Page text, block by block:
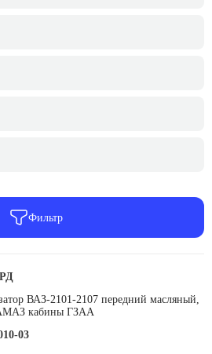
Фильтр
ВАЗ-2101-2107 передний масляный,
кабины ГЗАА
03